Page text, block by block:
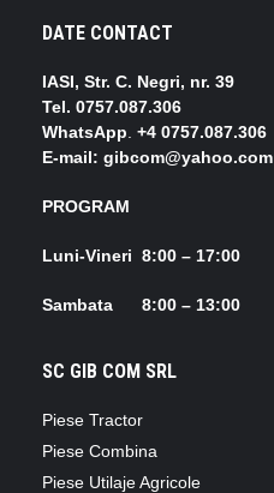
DATE CONTACT
IASI, Str. C. Negri, nr. 39
Tel. 0757.087.306
WhatsApp +4 0757.087.306
E-mail: gibcom@yahoo.com
PROGRAM
Luni-Vineri 8:00 – 17:00
Sambata 8:00 – 13:00
SC GIB COM SRL
Piese Tractor
Piese Combina
Piese Utilaje Agricole